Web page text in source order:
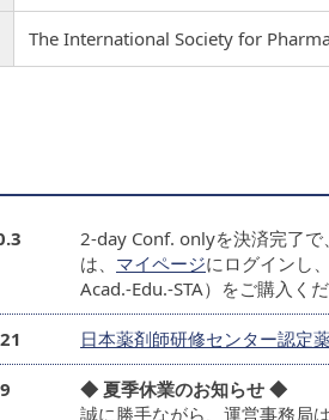
The International Society for
2-day Conf. onlyを決済完了
は、 マイページにログインし
Acad.-Edu.-STA）をご購入くだ
日本薬剤師研修センター認定
◆ 夏季休業のお知らせ ◆
誠に勝手ながら、運営事務局